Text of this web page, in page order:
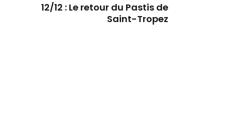
12/12 : Le retour du Pastis de
Saint-Tropez